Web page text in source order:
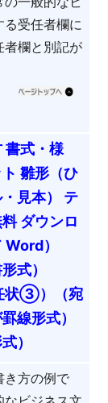
受任者欄に
者欄と別記が
書式・様
雛形（ひ
見本） テ
ダウンロ
）
式）
状③）（宛
線形式）
）
き方の例で